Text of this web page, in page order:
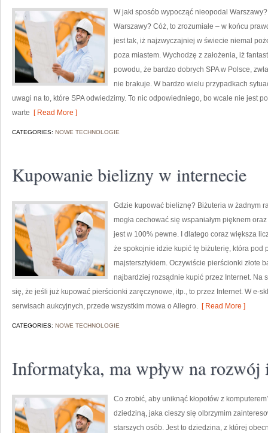
W jaki sposób wypocząć nieopodal
Warszawy? Cóż, to zrozumiałe – w końcu
jest tak, iż najzwyczajniej w świecie niemal
poza miastem. Wychodzę z założenia, iż
powodu, że bardzo dobrych SPA w Polsce,
nie brakuje. W bardzo wielu przypadkach
uwagi na to, które SPA odwiedzimy. To nic odpowiedniego, bo wcale nie jest
warte [ Read More ]
CATEGORIES: NOWE TECHNOLOGIE
Kupowanie bielizny w internecie
Gdzie kupować bieliznę? Biżuteria w żadnym
mogła cechować się wspaniałym pięknem
jest w 100% pewne. I dlatego coraz większa
że spokojnie idzie kupić tę biżuterię, która pod
majstersztykiem. Oczywiście pierścionki złote
najbardziej rozsądnie kupić przez Internet. Na
się, że jeśli już kupować pierścionki zaręczynowe, itp., to przez Internet. W e-
serwisach aukcyjnych, przede wszystkim mowa o Allegro. [ Read More ]
CATEGORIES: NOWE TECHNOLOGIE
Informatyka, ma wpływ na rozwój
Co zrobić, aby uniknąć kłopotów z
dziedziną, jaka cieszy się olbrzymim
starszych osób. Jest to dziedzina, z której